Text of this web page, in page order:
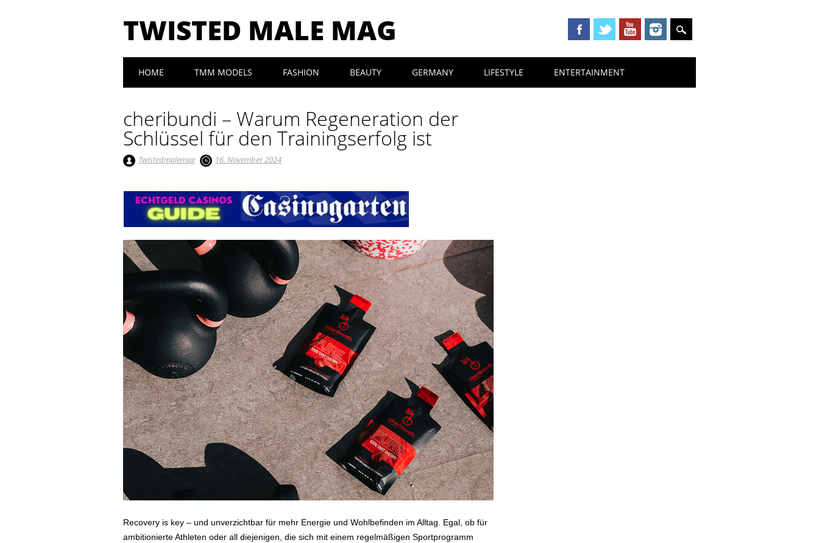
TWISTED MALE MAG
Main menu
HOME TMM MODELS FASHION BEAUTY GERMANY LIFESTYLE ENTERTAINMENT
cheribundi – Warum Regeneration der
Schlüssel für den Trainingserfolg ist
Twistedmalemag 16. November 2024
Recovery is key – und unverzichtbar für mehr Energie und Wohlbefinden im Alltag. Egal, ob für
ambitionierte Athleten oder all diejenigen, die sich mit einem regelmäßigen Sportprogramm